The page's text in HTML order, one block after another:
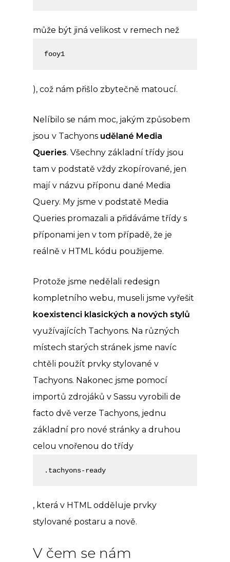
může být jiná velikost v remech než
fooy1
), což nám přišlo zbytečně matoucí.
Nelíbilo se nám moc, jakým způsobem
jsou v Tachyons udělané Media
Queries. Všechny základní třídy jsou
tam v podstatě vždy zkopírované, jen
mají v názvu příponu dané Media
Query. My jsme v podstatě Media
Queries promazali a přidáváme třídy s
příponami jen v tom případě, že je
reálně v HTML kódu použijeme.
Protože jsme nedělali redesign
kompletního webu, museli jsme vyřešit
koexistenci klasických a nových stylů
využívajících Tachyons. Na různých
místech starých stránek jsme navíc
chtěli použít prvky stylované v
Tachyons. Nakonec jsme pomocí
importů zdrojáků v Sassu vyrobili de
facto dvě verze Tachyons, jednu
základní pro nové stránky a druhou
celou vnořenou do třídy
.tachyons-ready
, která v HTML odděluje prvky
stylované postaru a nově.
V čem se nám